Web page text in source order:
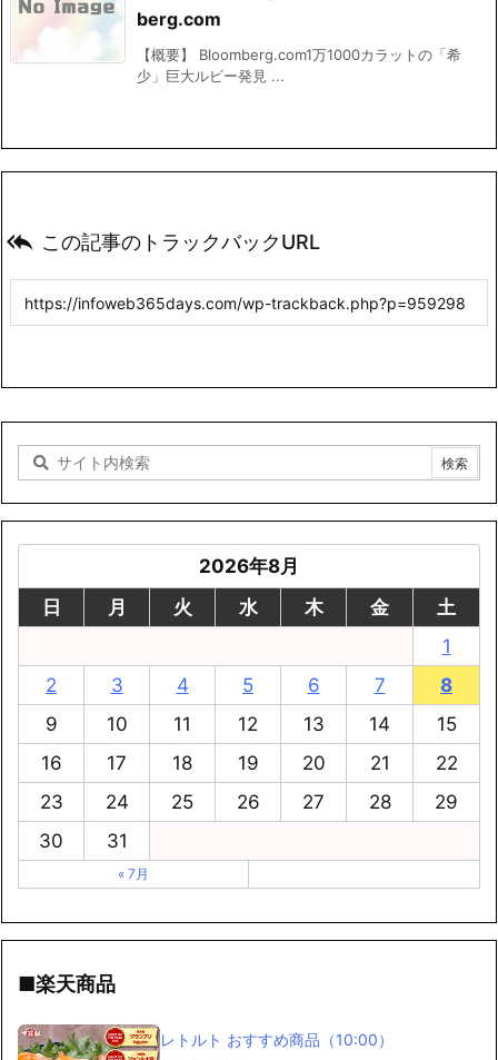
berg.com
【概要】 Bloomberg.com1万1000カラットの「希
少」巨大ルビー発見 ...
 この記事のトラックバックURL
2026年8月
日
月 火 水 木 金
土
1
2
3 4 5 6 7
8
9
10 11 12 13 14
15
16
17 18 19 20 21
22
23
24 25 26 27 28
29
30
31
« 7月
■楽天商品
レトルト おすすめ商品（10:00）